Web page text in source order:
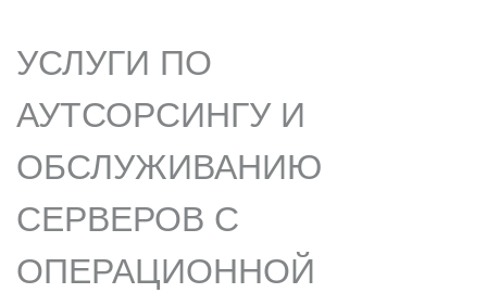
УСЛУГИ ПО
АУТСОРСИНГУ И
ОБСЛУЖИВАНИЮ
СЕРВЕРОВ С
ОПЕРАЦИОННОЙ